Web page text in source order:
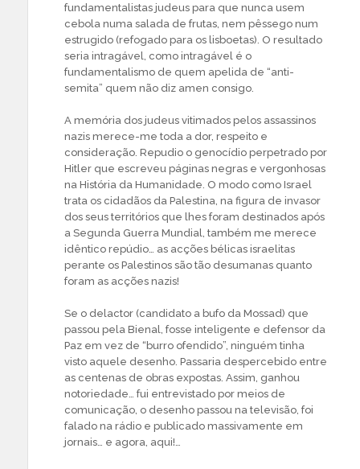
fundamentalistas judeus para que nunca usem
cebola numa salada de frutas, nem pêssego num
estrugido (refogado para os lisboetas). O resultado
seria intragável, como intragável é o
fundamentalismo de quem apelida de “anti-
semita” quem não diz amen consigo.
A memória dos judeus vitimados pelos assassinos
nazis merece-me toda a dor, respeito e
consideração. Repudio o genocídio perpetrado por
Hitler que escreveu páginas negras e vergonhosas
na História da Humanidade. O modo como Israel
trata os cidadãos da Palestina, na figura de invasor
dos seus territórios que lhes foram destinados após
a Segunda Guerra Mundial, também me merece
idêntico repúdio… as acções bélicas israelitas
perante os Palestinos são tão desumanas quanto
foram as acções nazis!
Se o delactor (candidato a bufo da Mossad) que
passou pela Bienal, fosse inteligente e defensor da
Paz em vez de “burro ofendido”, ninguém tinha
visto aquele desenho. Passaria despercebido entre
as centenas de obras expostas. Assim, ganhou
notoriedade… fui entrevistado por meios de
comunicação, o desenho passou na televisão, foi
falado na rádio e publicado massivamente em
jornais… e agora, aqui!…